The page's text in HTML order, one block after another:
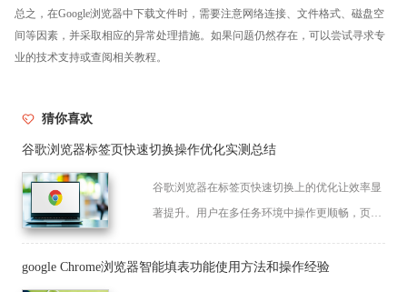
总之，在Google浏览器中下载文件时，需要注意网络连接、文件格式、磁盘空
间等因素，并采取相应的异常处理措施。如果问题仍然存在，可以尝试寻求专
业的技术支持或查阅相关教程。
猜你喜欢
谷歌浏览器标签页快速切换操作优化实测总结
谷歌浏览器在标签页快速切换上的优化让效率显
著提升。用户在多任务环境中操作更顺畅，页面
google Chrome浏览器智能填表功能使用方法和操作经验